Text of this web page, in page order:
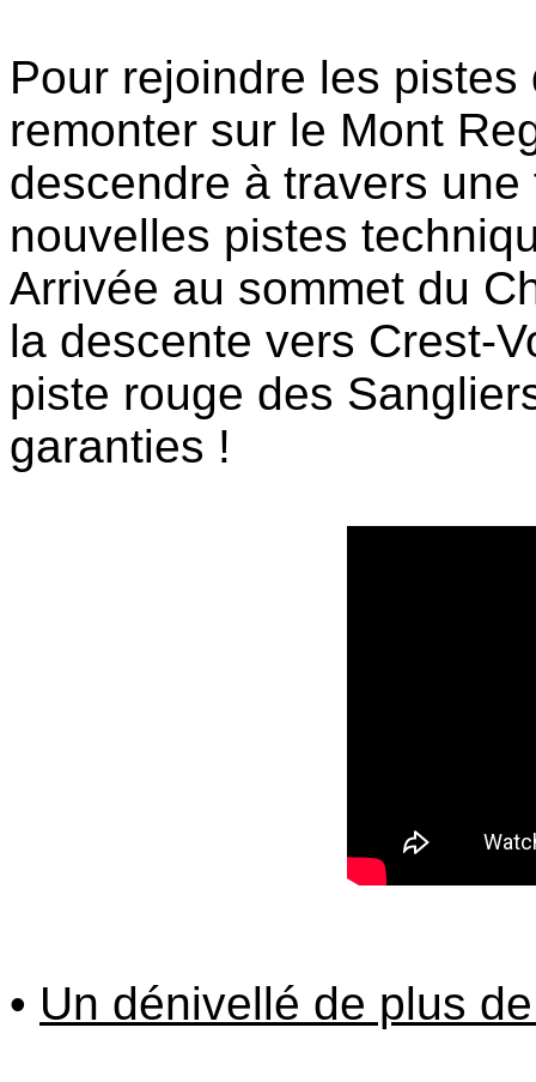
Pour rejoindre les
remonter sur le Mont
descendre à travers
nouvelles pistes
Arrivée au sommet du
la descente vers Crest-
piste rouge des
garanties !
• Un dénivellé de plus